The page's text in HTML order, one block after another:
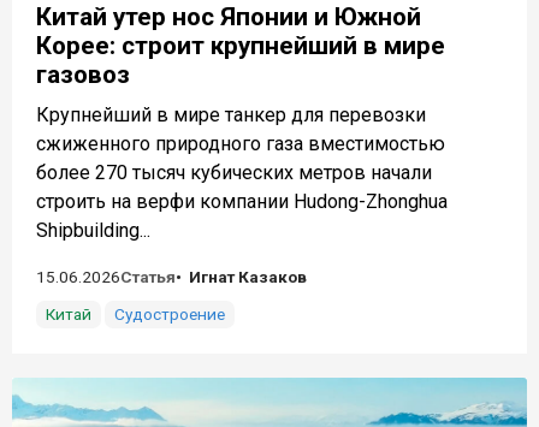
Китай утер нос Японии и Южной
Корее: строит крупнейший в мире
газовоз
Крупнейший в мире танкер для перевозки
сжиженного природного газа вместимостью
более 270 тысяч кубических метров начали
строить на верфи компании Hudong-Zhonghua
Shipbuilding...
15.06.2026Статья
Игнат Казаков
Китай
Судостроение